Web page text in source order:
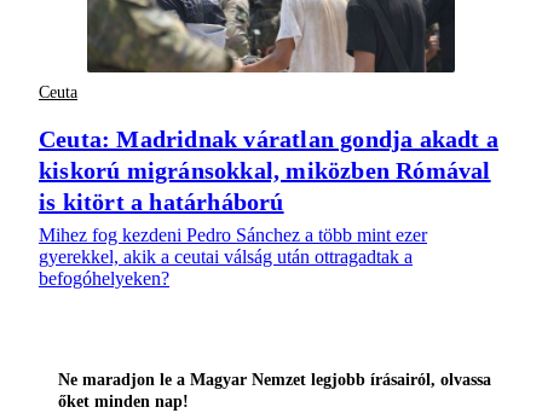
Ceuta
Ceuta: Madridnak váratlan gondja akadt a
kiskorú migránsokkal, miközben Rómával
is kitört a határháború
Mihez fog kezdeni Pedro Sánchez a több mint ezer
gyerekkel, akik a ceutai válság után ottragadtak a
befogóhelyeken?
Ne maradjon le a Magyar Nemzet legjobb írásairól, olvassa
őket minden nap!